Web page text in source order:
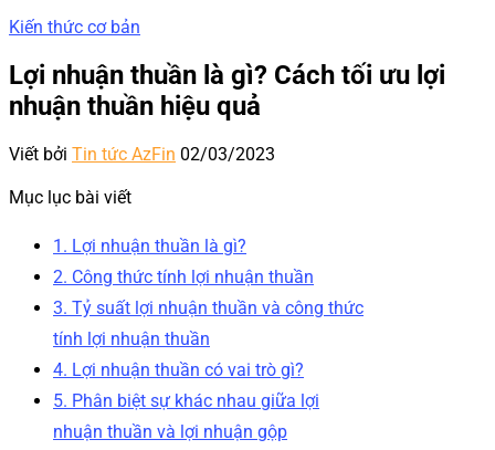
Kiến thức cơ bản
Lợi nhuận thuần là gì? Cách tối ưu lợi
nhuận thuần hiệu quả
Viết bởi Tin tức AzFin 02/03/2023
Mục lục bài viết
1. Lợi nhuận thuần là gì?
2. Công thức tính lợi nhuận thuần
3. Tỷ suất lợi nhuận thuần và công thức
tính lợi nhuận thuần
4. Lợi nhuận thuần có vai trò gì?
5. Phân biệt sự khác nhau giữa lợi
nhuận thuần và lợi nhuận gộp